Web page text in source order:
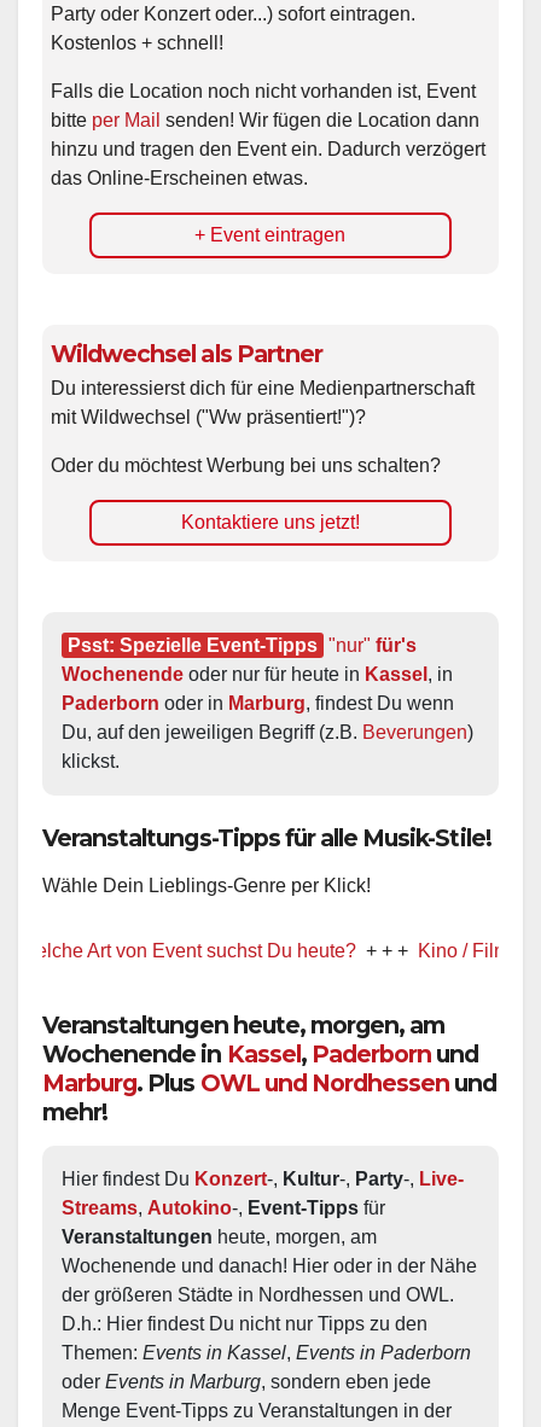
Party oder Konzert oder...) sofort eintragen.
Kostenlos + schnell!
Falls die Location noch nicht vorhanden ist, Event
bitte per Mail senden! Wir fügen die Location dann
hinzu und tragen den Event ein. Dadurch verzögert
das Online-Erscheinen etwas.
+ Event eintragen
Wildwechsel als Partner
Du interessierst dich für eine Medienpartnerschaft
mit Wildwechsel ("Ww präsentiert!")?
Oder du möchtest Werbung bei uns schalten?
Kontaktiere uns jetzt!
Psst: Spezielle Event-Tipps "nur" für's
Wochenende oder nur für heute in Kassel
Paderborn oder in Marburg, findest Du wenn
Du, auf den jeweiligen Begriff (z.B. Beverungen)
klickst.
Veranstaltungs-Tipps für alle Musik-Stile!
Wähle Dein Lieblings-Genre per Klick!
Art von Event suchst Du heute? + + + Kino / Film + + +
Veranstaltungen heute, morgen, am
Wochenende in Kassel, Paderborn und
Marburg. Plus OWL und Nordhessen und
mehr!
Hier findest Du Konzert-, Kultur-, Party-, Live-
Streams, Autokino-, Event-Tipps
Veranstaltungen heute, morgen, am
Wochenende und danach! Hier oder in der Nähe
der größeren Städte in Nordhessen und OWL.
D.h.: Hier findest Du nicht nur Tipps zu den
Themen: Events in Kassel, Events in Paderborn
oder Events in Marburg, sondern eben jede
Menge Event-Tipps zu Veranstaltungen in der